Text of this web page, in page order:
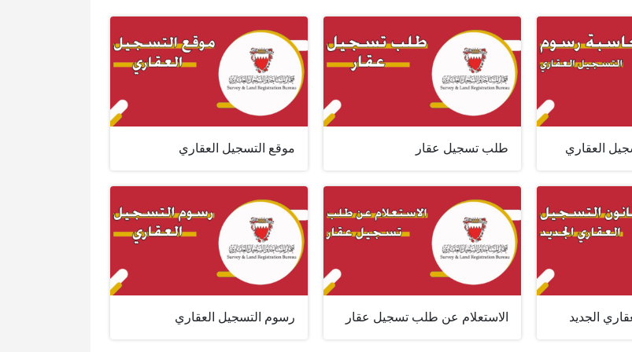
العقاري طلب تسجيل عقار موقع التسجيل العقاري
الجديد الاستعلام عن طلب تسجيل عقار رسوم التسجيل العقاري